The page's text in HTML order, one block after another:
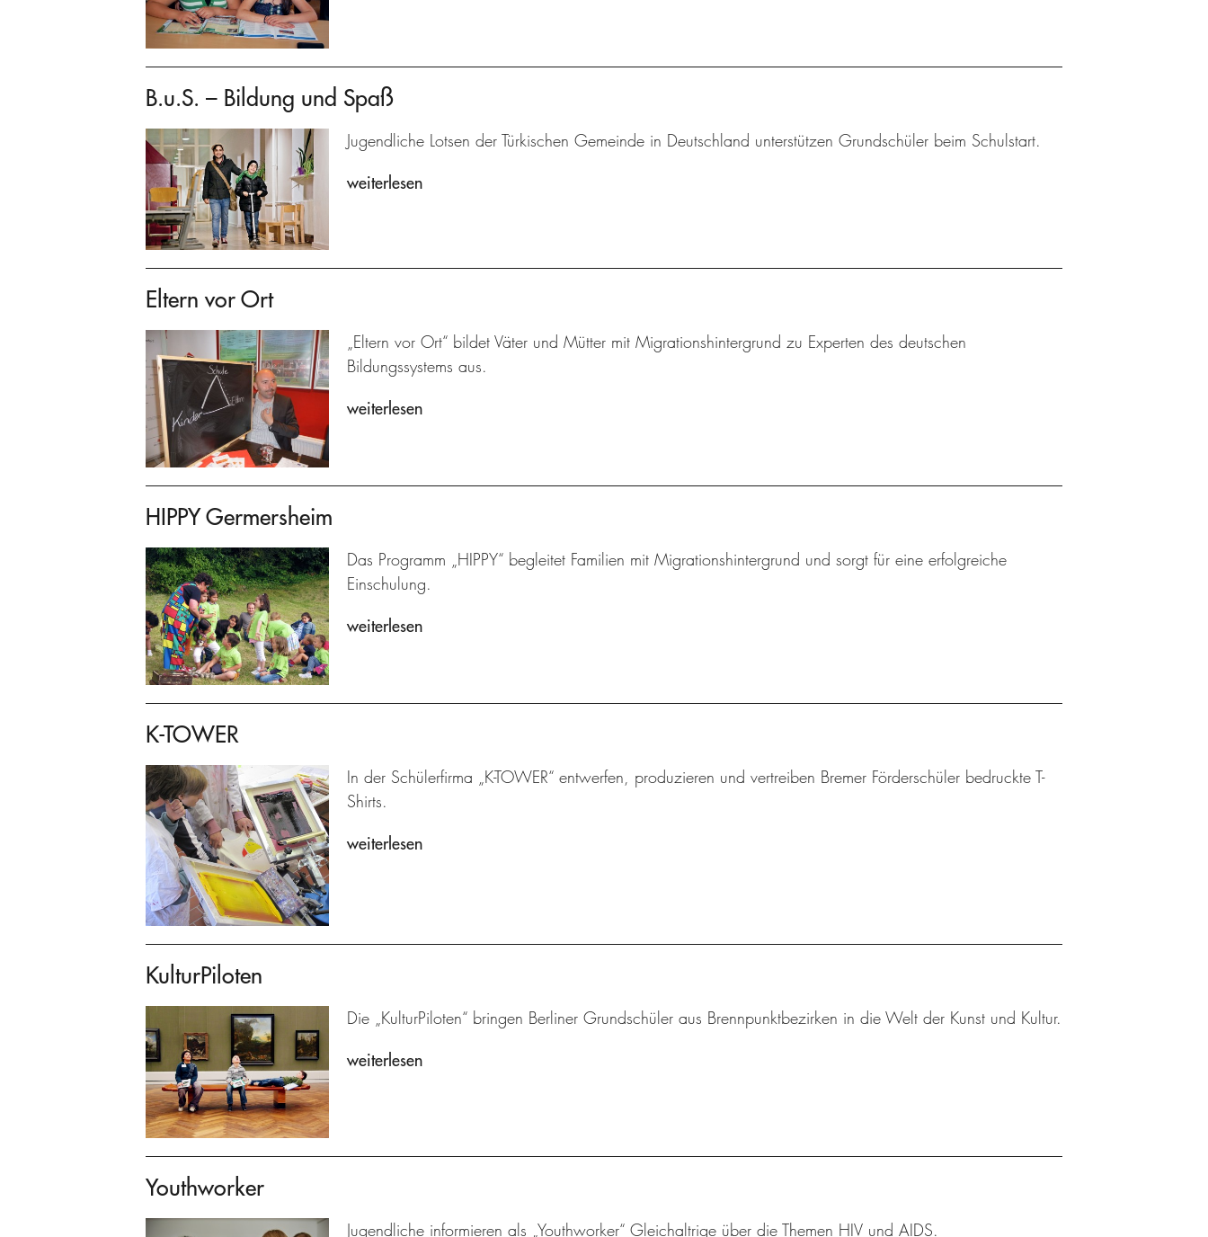
B.u.S. – Bildung und Spaß
Jugendliche Lotsen der Türkischen Gemeinde in Deutschland unterstützen Grundschüler beim Schulstart.
weiterlesen
Eltern vor Ort
„Eltern vor Ort“ bildet Väter und Mütter mit Migrationshintergrund zu Experten des deutschen
Bildungssystems aus.
weiterlesen
HIPPY Germersheim
Das Programm „HIPPY“ begleitet Familien mit Migrationshintergrund und sorgt für eine erfolgreiche
Einschulung.
weiterlesen
K-TOWER
In der Schülerfirma „K-TOWER“ entwerfen, produzieren und vertreiben Bremer Förderschüler bedruckte T-
Shirts.
weiterlesen
KulturPiloten
Die „KulturPiloten“ bringen Berliner Grundschüler aus Brennpunktbezirken in die Welt der Kunst und Kultur.
weiterlesen
Youthworker
Jugendliche informieren als „Youthworker“ Gleichaltrige über die Themen HIV und AIDS.